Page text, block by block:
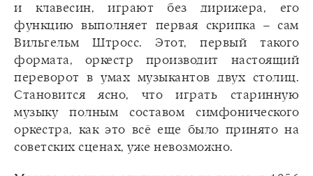
и клавесин, играют без дирижера, его
функцию выполняет первая скрипка – сам
Вильгельм Штросс. Этот, первый такого
формата, оркестр производит настоящий
переворот в умах музыкантов двух столиц.
Становится ясно, что играть старинную
музыку полным составом симфонического
оркестра, как это всё еще было принято на
советских сценах, уже невозможно.